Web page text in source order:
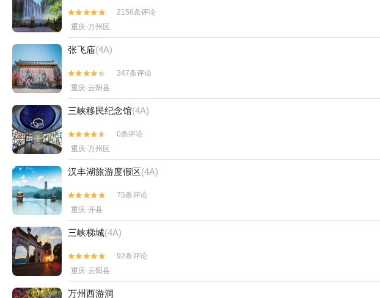


2156条评论
重庆·万州区
张飞庙(4A)


347条评论
重庆·云阳县
三峡移民纪念馆(4A)


0条评论
重庆·万州区
汉丰湖旅游度假区(4A)


75条评论
重庆·开县
三峡梯城(4A)


92条评论
重庆·云阳县
万州西游洞